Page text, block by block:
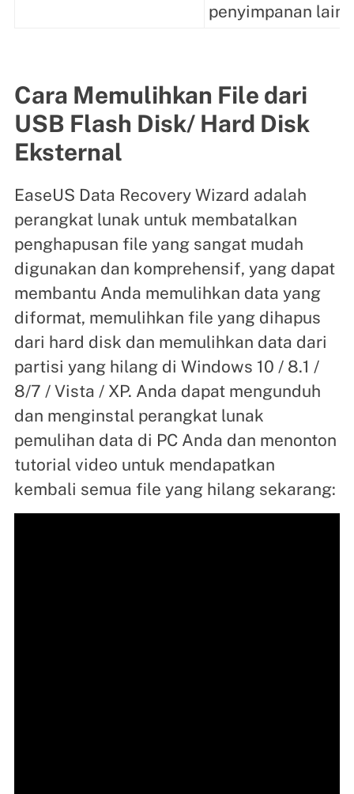
penyimpanan
Cara Memulihkan File dari
USB Flash Disk/ Hard Disk
Eksternal
EaseUS Data Recovery Wizard adalah
perangkat lunak untuk membatalkan
penghapusan file yang sangat mudah
digunakan dan komprehensif, yang dapat
membantu Anda memulihkan data yang
diformat, memulihkan file yang dihapus
dari hard disk dan memulihkan data dari
partisi yang hilang di Windows 10 / 8.1 /
8/7 / Vista / XP. Anda dapat mengunduh
dan menginstal perangkat lunak
pemulihan data di PC Anda dan menonton
tutorial video untuk mendapatkan
kembali semua file yang hilang sekarang: